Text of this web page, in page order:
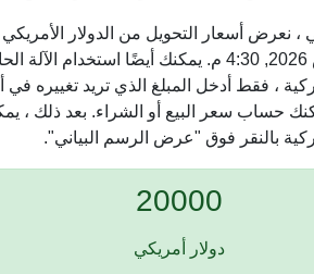
أغسطس 2026, 4:30 م. يمكنك أيضًا
، فقط أدخل المبلغ الذي تريد
حساب سعر البيع أو الشراء. بعد ذلك ،
بالنقر فوق "عرض الرسم البياني".
20000
دولار أمريكي